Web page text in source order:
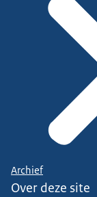
Archief
Over deze site